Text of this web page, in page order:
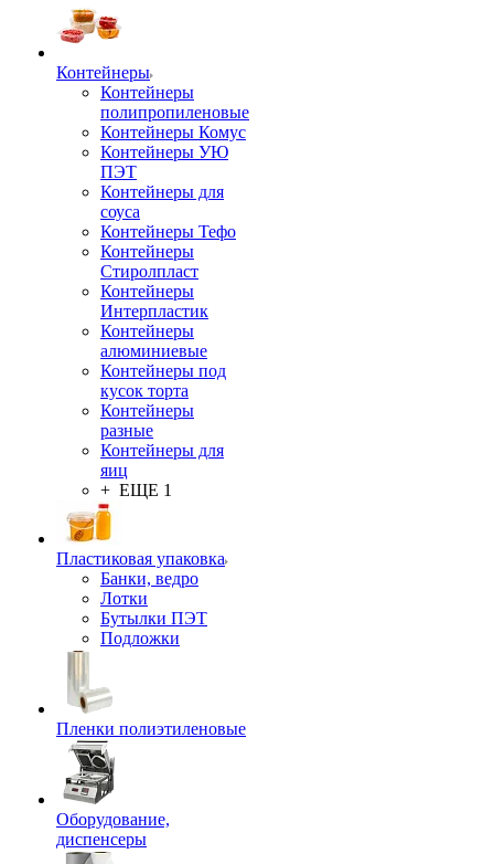
Контейнеры
Контейнеры
полипропиленовые
Контейнеры Комус
Контейнеры УЮ
ПЭТ
Контейнеры для
соуса
Контейнеры Тефо
Контейнеры
Стиролпласт
Контейнеры
Интерпластик
Контейнеры
алюминиевые
Контейнеры под
кусок торта
Контейнеры
разные
Контейнеры для
яиц
+ ЕЩЕ 1
Пластиковая упаковка
Банки, ведро
Лотки
Бутылки ПЭТ
Подложки
Пленки полиэтиленовые
Оборудование,
диспенсеры